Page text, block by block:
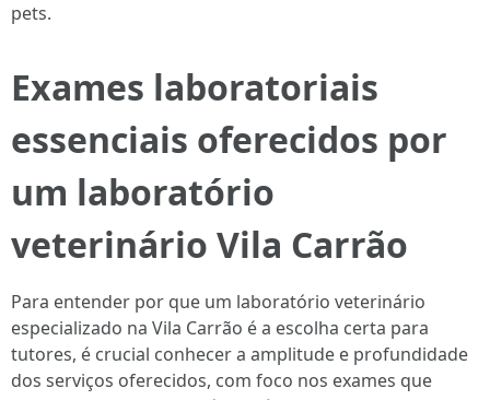
pets.
Exames laboratoriais
essenciais oferecidos por
um laboratório
veterinário Vila Carrão
Para entender por que um laboratório veterinário
especializado na Vila Carrão é a escolha certa para
tutores, é crucial conhecer a amplitude e profundidade
dos serviços oferecidos, com foco nos exames que